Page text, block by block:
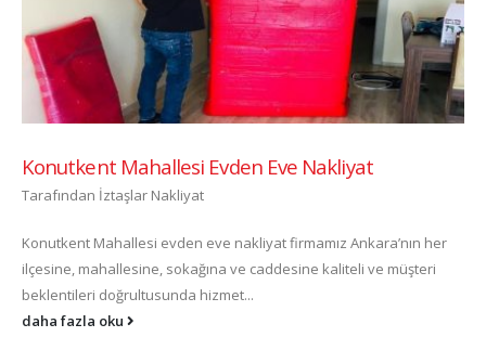
Konutkent Mahallesi Evden Eve Nakliyat
Tarafından İztaşlar Nakliyat
Konutkent Mahallesi evden eve nakliyat firmamız Ankara’nın her
ilçesine, mahallesine, sokağına ve caddesine kaliteli ve müşteri
beklentileri doğrultusunda hizmet...
daha fazla oku